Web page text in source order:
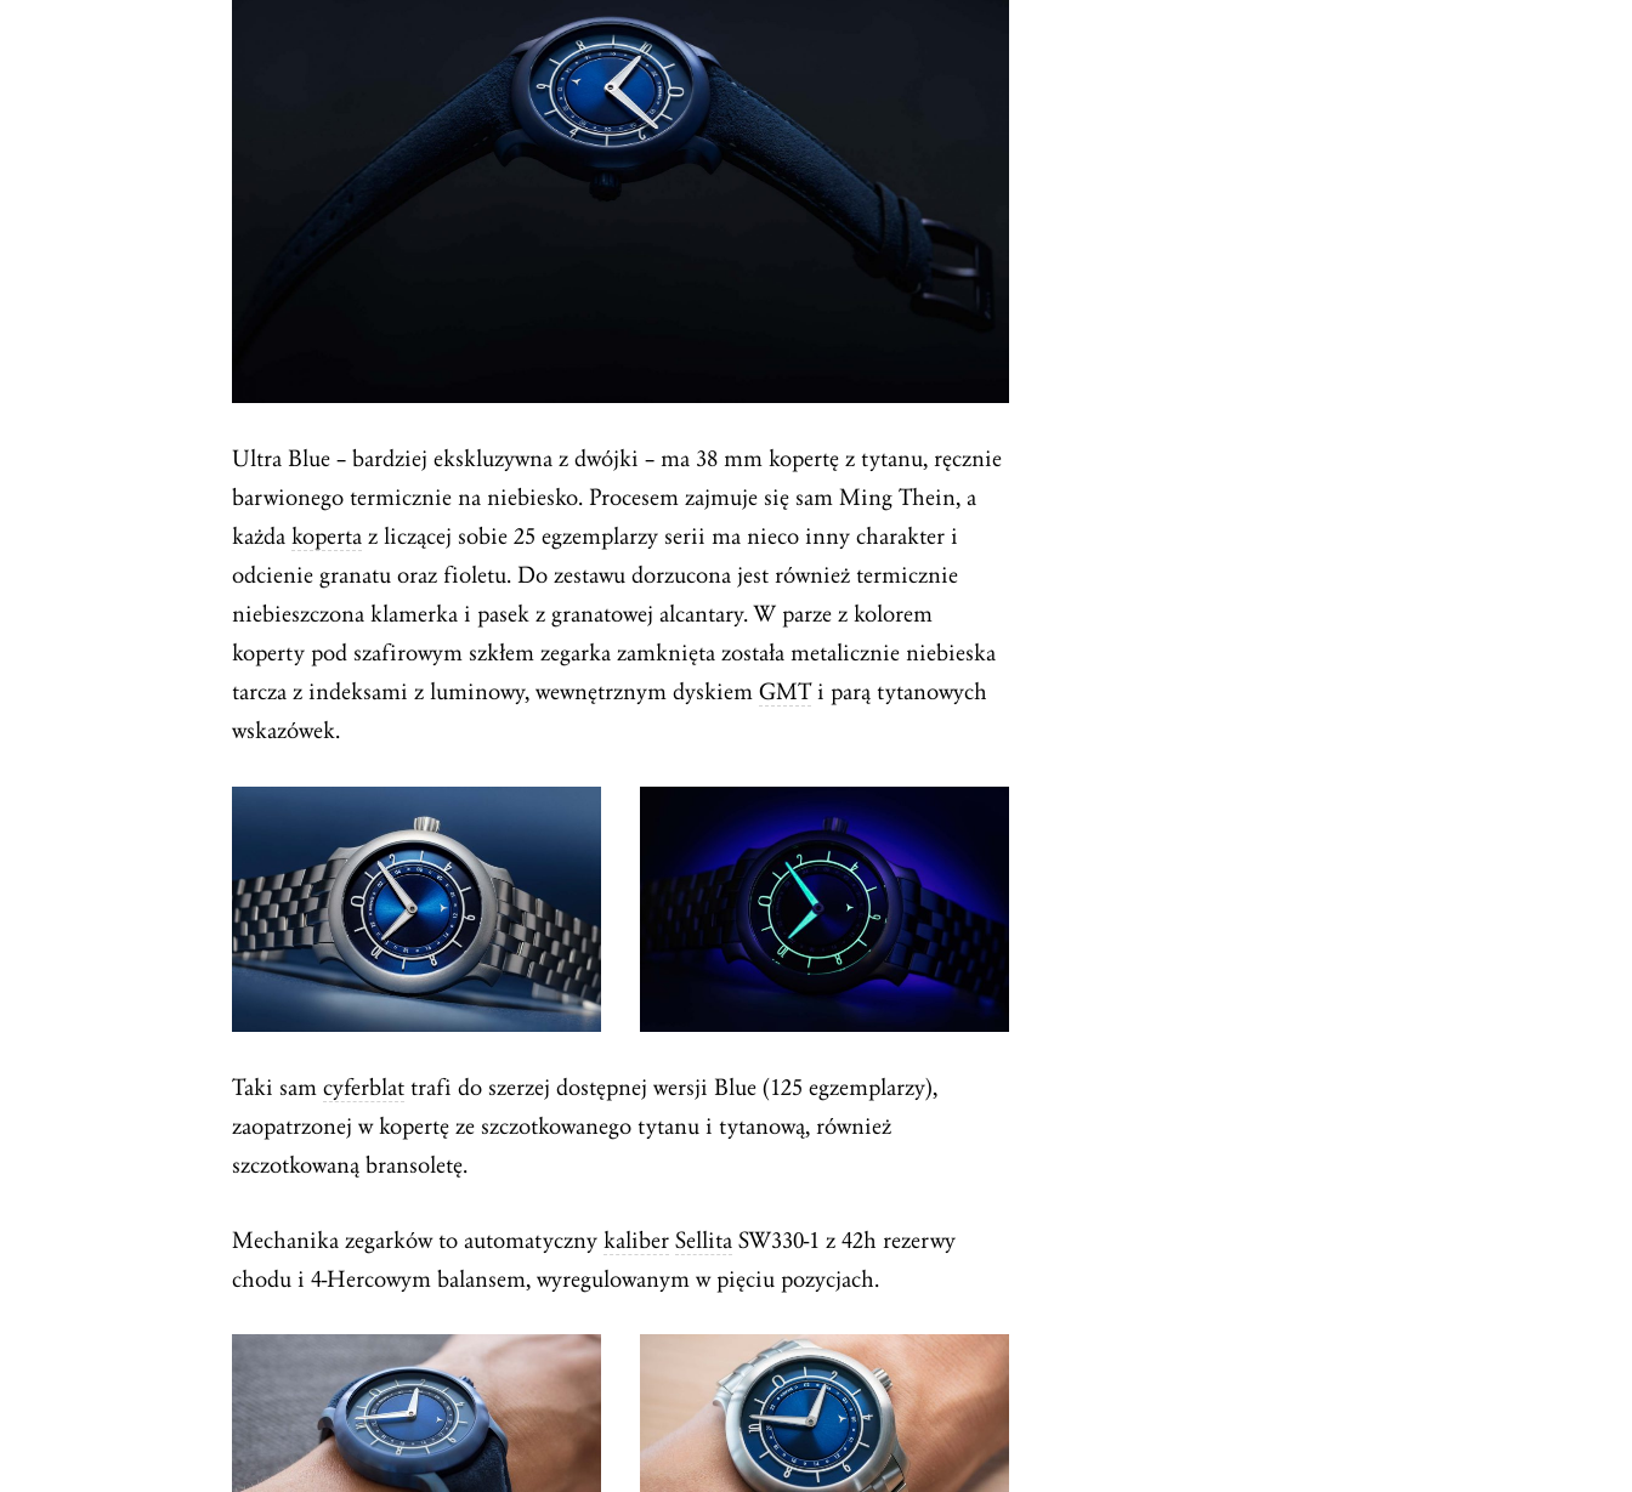
Ultra Blue – bardziej ekskluzywna z dwójki – ma 38 mm kopertę z tytanu, ręcznie
barwionego termicznie na niebiesko. Procesem zajmuje się sam Ming Thein, a
każda koperta z liczącej sobie 25 egzemplarzy serii ma nieco inny charakter i
odcienie granatu oraz fioletu. Do zestawu dorzucona jest również termicznie
niebieszczona klamerka i pasek z granatowej alcantary. W parze z kolorem
koperty pod szafirowym szkłem zegarka zamknięta została metalicznie niebieska
tarcza z indeksami z luminowy, wewnętrznym dyskiem GMTi parą tytanowych
wskazówek.
Taki sam cyferblat trafi do szerzej dostępnej wersji Blue (125 egzemplarzy),
zaopatrzonej w kopertę ze szczotkowanego tytanu i tytanową, również
szczotkowaną bransoletę.
Mechanika zegarków to automatyczny kaliber Sellita SW330-1 z 42h rezerwy
chodu i 4-Hercowym balansem, wyregulowanym w pięciu pozycjach.